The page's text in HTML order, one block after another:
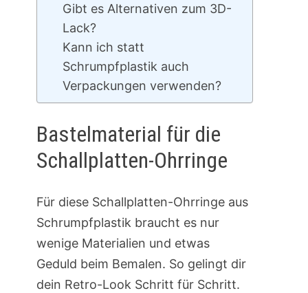
Gibt es Alternativen zum 3D-
Lack?
Kann ich statt
Schrumpfplastik auch
Verpackungen verwenden?
Bastelmaterial für die
Schallplatten-Ohrringe
Für diese Schallplatten-Ohrringe aus
Schrumpfplastik braucht es nur
wenige Materialien und etwas
Geduld beim Bemalen. So gelingt dir
dein Retro-Look Schritt für Schritt.